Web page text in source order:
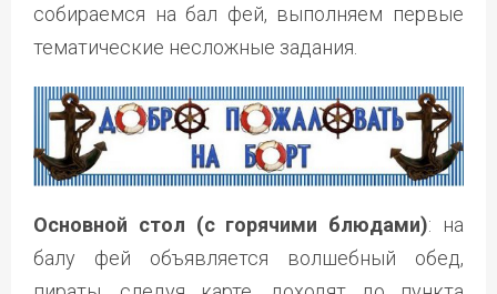
собираемся на бал фей, выполняем первые
тематические несложные задания.
Основной стол (с горячими блюдами): на
балу фей объявляется волшебный обед,